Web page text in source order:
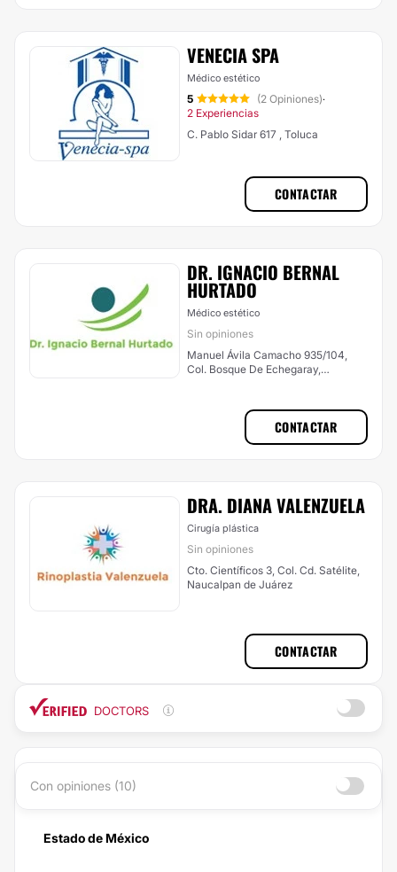
VENECIA SPA
Médico estético
5 (2 Opiniones)·
2 Experiencias
C. Pablo Sidar 617 , Toluca
CONTACTAR
DR. IGNACIO BERNAL
HURTADO
Médico estético
Sin opiniones
Manuel Ávila Camacho 935/104,
Col. Bosque De Echegaray,
CONTACTAR
DRA. DIANA VALENZUELA
Cirugía plástica
Sin opiniones
Cto. Científicos 3, Col. Cd. Satélite,
Naucalpan de Juárez
CONTACTAR
DOCTORS
Con opiniones (10)
Estado de México